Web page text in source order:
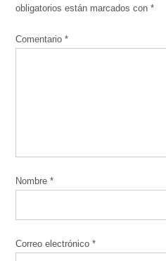
obligatorios están marcados con*
Comentario*
Nombre*
Correo electrónico*